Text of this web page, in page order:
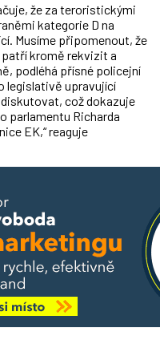
že za teroristickými
kategorie D na
Musíme připomenout, že
patří kromě rekvizit a
podléhá přísné policejní
legislativě upravující
což dokazuje
parlamentu Richarda
EK,“ reaguje